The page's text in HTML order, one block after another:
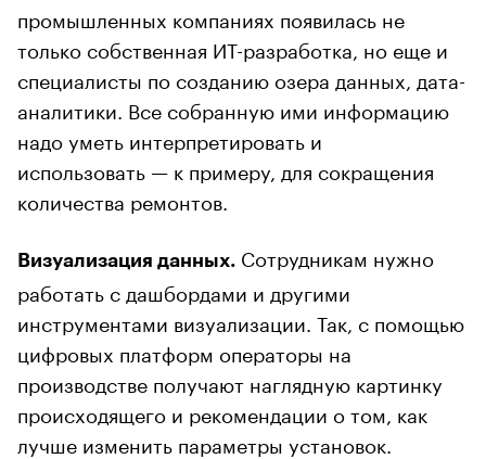
промышленных компаниях появилась не
только собственная ИТ-разработка, но еще и
специалисты по созданию озера данных, дата-
аналитики. Все собранную ими информацию
надо уметь интерпретировать и
использовать — к примеру, для сокращения
количества ремонтов.
Визуализация данных. Сотрудникам нужно
работать с дашбордами и другими
инструментами визуализации. Так, с помощью
цифровых платформ операторы на
производстве получают наглядную картинку
происходящего и рекомендации о том, как
лучше изменить параметры установок.